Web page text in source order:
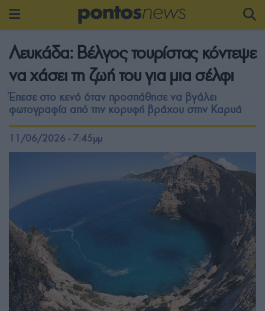
Λευκάδα: Βέλγος τουρίστας κόντεψε
να χάσει τη ζωή του για μια σέλφι
Έπεσε στο κενό όταν προσπάθησε να βγάλει
φωτογραφία από την κορυφή βράχου στην Καρυά
11/06/2026 - 7:45μμ